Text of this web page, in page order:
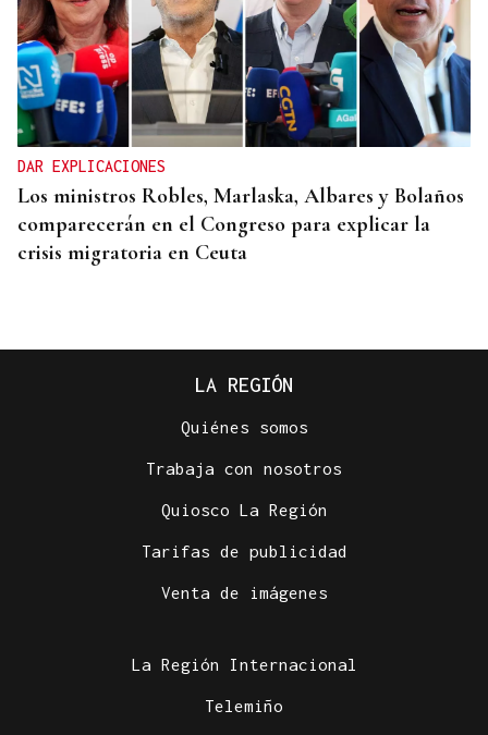
DAR EXPLICACIONES
Los ministros Robles, Marlaska, Albares y Bolaños
comparecerán en el Congreso para explicar la
crisis migratoria en Ceuta
Aluvión de denuncias por robos en coches en A
LA REGIÓN
Quiénes somos
Trabaja con nosotros
Quiosco La Región
Tarifas de publicidad
Venta de imágenes
La Región Internacional
Telemiño